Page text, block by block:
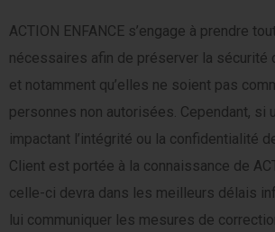
ACTION ENFANCE s’engage à prendre
nécessaires afin de préserver la sécurité
et notamment qu’elles ne soient pas
personnes non autorisées. Cependant, si
impactant l’intégrité ou la confidentialité
Client est portée à la connaissance de
celle-ci devra dans les meilleurs délais
lui communiquer les mesures de